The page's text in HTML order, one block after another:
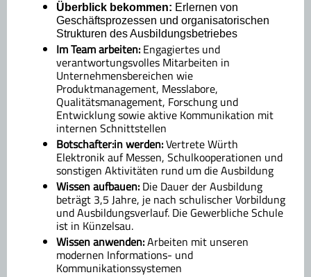
Überblick bekommen: Erlernen von
Geschäftsprozessen und organisatorischen
Strukturen des Ausbildungsbetriebes
Im Team arbeiten: Engagiertes und
verantwortungsvolles Mitarbeiten in
Unternehmensbereichen wie
Produktmanagement, Messlabore,
Qualitätsmanagement, Forschung und
Entwicklung sowie aktive Kommunikation mit
internen Schnittstellen
Botschafter:in werden:Vertrete Würth
Elektronik auf Messen, Schulkooperationen und
sonstigen Aktivitäten rund um die Ausbildung
Wissen aufbauen: Die Dauer der Ausbildung
beträgt 3,5 Jahre, je nach schulischer Vorbildung
und Ausbildungsverlauf. Die Gewerbliche Schule
ist in Künzelsau.
Wissen anwenden:Arbeiten mit unseren
modernen Informations- und
Kommunikationssystemen